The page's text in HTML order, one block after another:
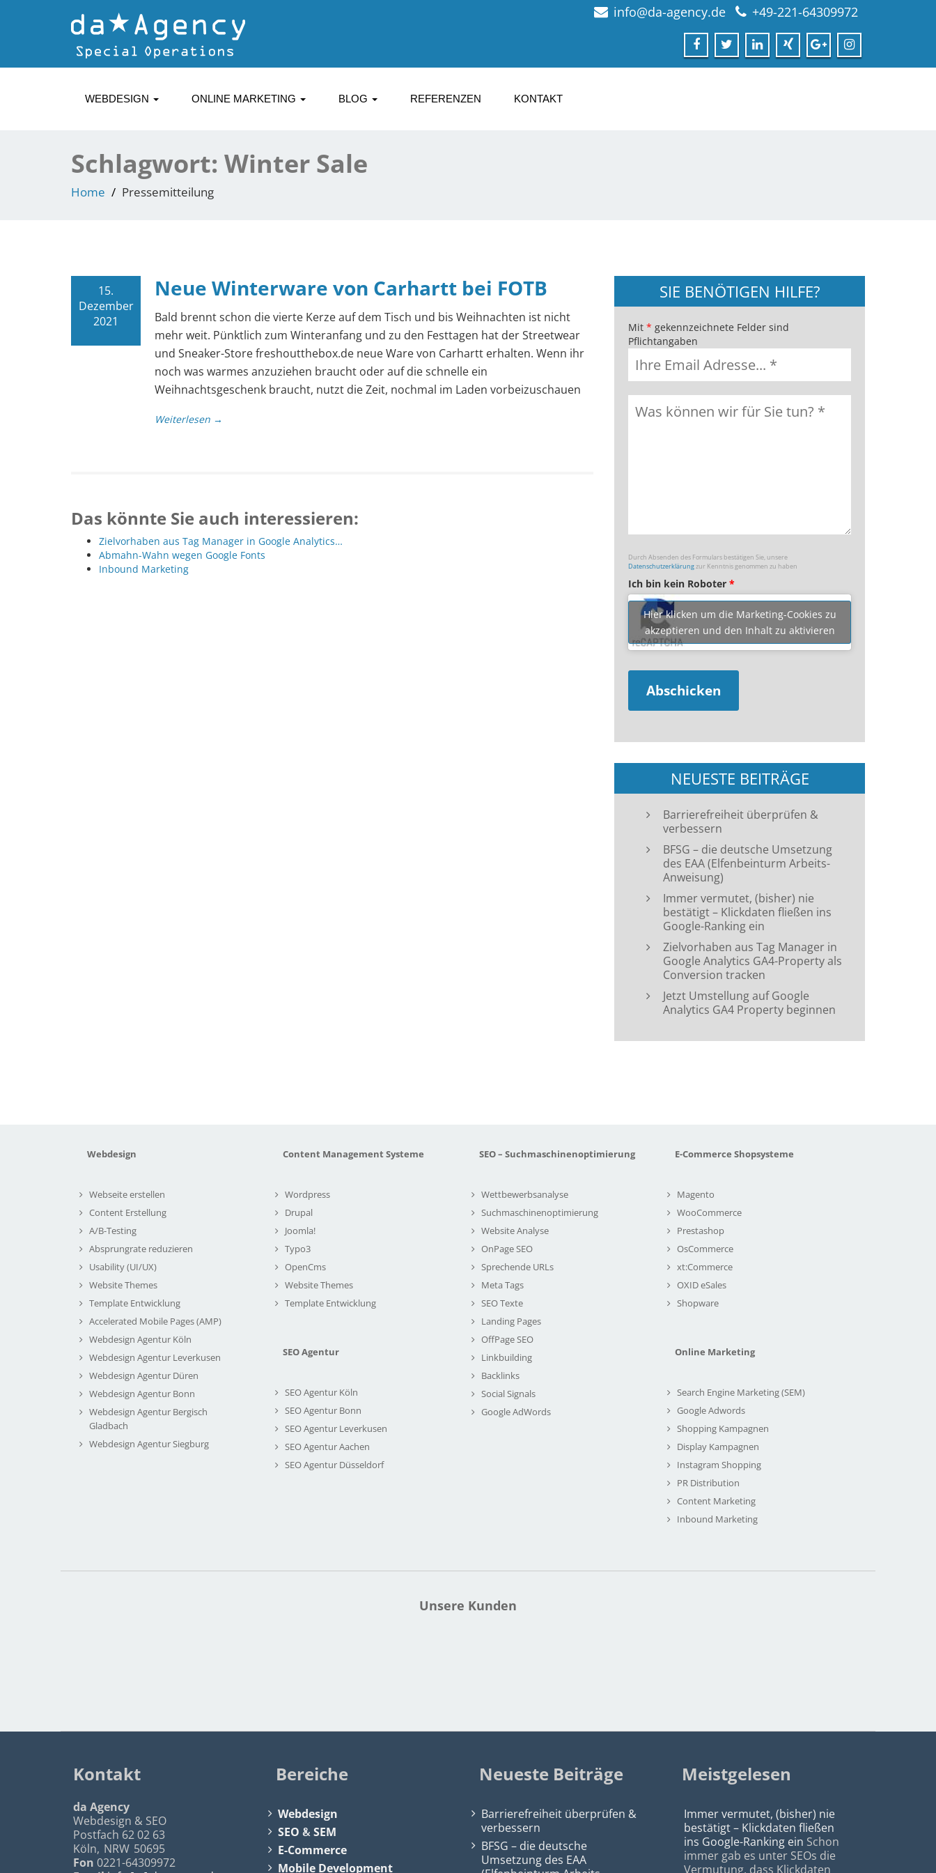
info@da-agency.de +49-221-64309972
WEBDESIGN ONLINE MARKETING BLOG REFERENZEN KONTAKT
Schlagwort: Winter Sale
Home Pressemitteilung
15.
Dezember
2021
Neue Winterware von Carhartt bei FOTB
Bald brennt schon die vierte Kerze auf dem Tisch und bis Weihnachten ist nicht
mehr weit. Pünktlich zum Winteranfang und zu den Festtagen hat der Streetwear
und Sneaker-Store freshoutthebox.de neue Ware von Carhartt erhalten. Wenn ihr
noch was warmes anzuziehen braucht oder auf die schnelle ein
Weihnachtsgeschenk braucht, nutzt die Zeit, nochmal im Laden vorbeizuschauen
Weiterlesen →
Das könnte Sie auch interessieren:
Zielvorhaben aus Tag Manager in Google Analytics…
Abmahn-Wahn wegen Google Fonts
Inbound Marketing
SIE BENÖTIGEN HILFE?
Mit * gekennzeichnete Felder sind
Pflichtangaben
Durch Absenden des Formulars bestätigen Sie, unsere
Datenschutzerklärungzur Kenntnis genommen zu haben
Ich bin kein Roboter *
Hier klicken um die Marketing-Cookies zu
akzeptieren und den Inhalt zu aktivieren
NEUESTE BEITRÄGE
Barrierefreiheit überprüfen &
verbessern
BFSG – die deutsche Umsetzung
des EAA (Elfenbeinturm Arbeits-
Anweisung)
Immer vermutet, (bisher) nie
bestätigt – Klickdaten fließen ins
Google-Ranking ein
Zielvorhaben aus Tag Manager in
Google Analytics GA4-Property als
Conversion tracken
Jetzt Umstellung auf Google
Analytics GA4 Property beginnen
Webdesign
Webseite erstellen
Content Erstellung
A/B-Testing
Absprungrate reduzieren
Usability (UI/UX)
Website Themes
Template Entwicklung
Accelerated Mobile Pages (AMP)
Webdesign Agentur Köln
Webdesign Agentur Leverkusen
Webdesign Agentur Düren
Webdesign Agentur Bonn
Webdesign Agentur Bergisch
Gladbach
Webdesign Agentur Siegburg
Content Management Systeme
Wordpress
Drupal
Joomla!
Typo3
OpenCms
Website Themes
Template Entwicklung
SEO Agentur
SEO Agentur Köln
SEO Agentur Bonn
SEO Agentur Leverkusen
SEO Agentur Aachen
SEO Agentur Düsseldorf
SEO – Suchmaschinenoptimierung
Wettbewerbsanalyse
Suchmaschinenoptimierung
Website Analyse
OnPage SEO
Sprechende URLs
Meta Tags
SEO Texte
Landing Pages
OffPage SEO
Linkbuilding
Backlinks
Social Signals
Google AdWords
E-Commerce Shopsysteme
Magento
WooCommerce
Prestashop
OsCommerce
xt:Commerce
OXID eSales
Shopware
Online Marketing
Search Engine Marketing (SEM)
Google Adwords
Shopping Kampagnen
Display Kampagnen
Instagram Shopping
PR Distribution
Content Marketing
Inbound Marketing
Unsere Kunden
Kontakt
da Agency
Webdesign & SEO
Postfach 62 02 63
Köln, NRW 50695
Fon 0221-64309972
Bereiche
Webdesign
SEO &SEM
E-Commerce
Mobile Development
Neueste Beiträge
Barrierefreiheit überprüfen &
verbessern
BFSG – die deutsche
Umsetzung des EAA
Meistgelesen
Immer vermutet, (bisher) nie
bestätigt – Klickdaten fließen
ins Google-Ranking ein Schon
immer gab es unter SEOs die
Vermutung, dass Klickdaten